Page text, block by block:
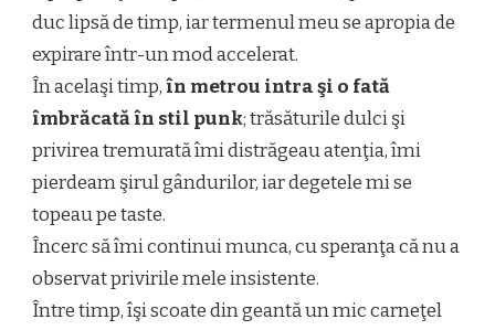
duc lipsă de timp, iar termenul meu se apropia de
expirare într-un mod accelerat.
În acelaşi timp,în metrou intra şi o fată
îmbrăcată în stil punk; trăsăturile dulci şi
privirea tremurată îmi distrăgeau atenţia, îmi
pierdeam şirul gândurilor, iar degetele mi se
topeau pe taste.
Încerc să îmi continui munca, cu speranţa că nu a
observat privirile mele insistente.
Între timp, îşi scoate din geantă un mic carneţel